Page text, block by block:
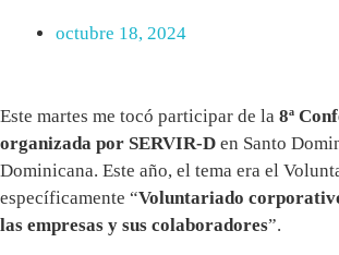
octubre 18, 2024
Este martes me tocó participar de la 8ª
organizada por SERVIR-D en Santo
Dominicana. Este año, el tema era el
específicamente “Voluntariado
las empresas y sus colaboradores”.